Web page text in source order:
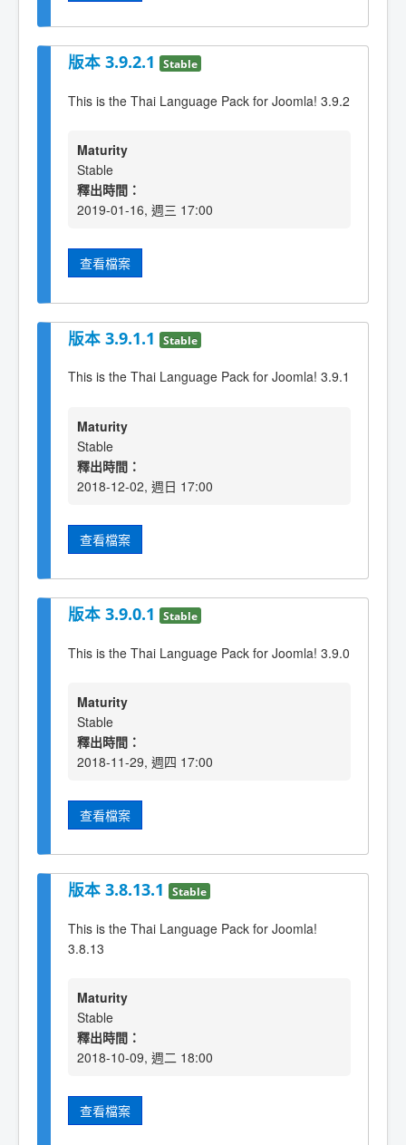
版本 3.9.2.1 Stable
This is the Thai Language Pack for Joomla! 3.9.2
Maturity
Stable
釋出時間：
2019-01-16, 週三 17:00
查看檔案
版本 3.9.1.1 Stable
This is the Thai Language Pack for Joomla! 3.9.1
Maturity
Stable
釋出時間：
2018-12-02, 週日 17:00
查看檔案
版本 3.9.0.1 Stable
This is the Thai Language Pack for Joomla! 3.9.0
Maturity
Stable
釋出時間：
2018-11-29, 週四 17:00
查看檔案
版本 3.8.13.1 Stable
This is the Thai Language Pack for Joomla!
3.8.13
Maturity
Stable
釋出時間：
2018-10-09, 週二 18:00
查看檔案